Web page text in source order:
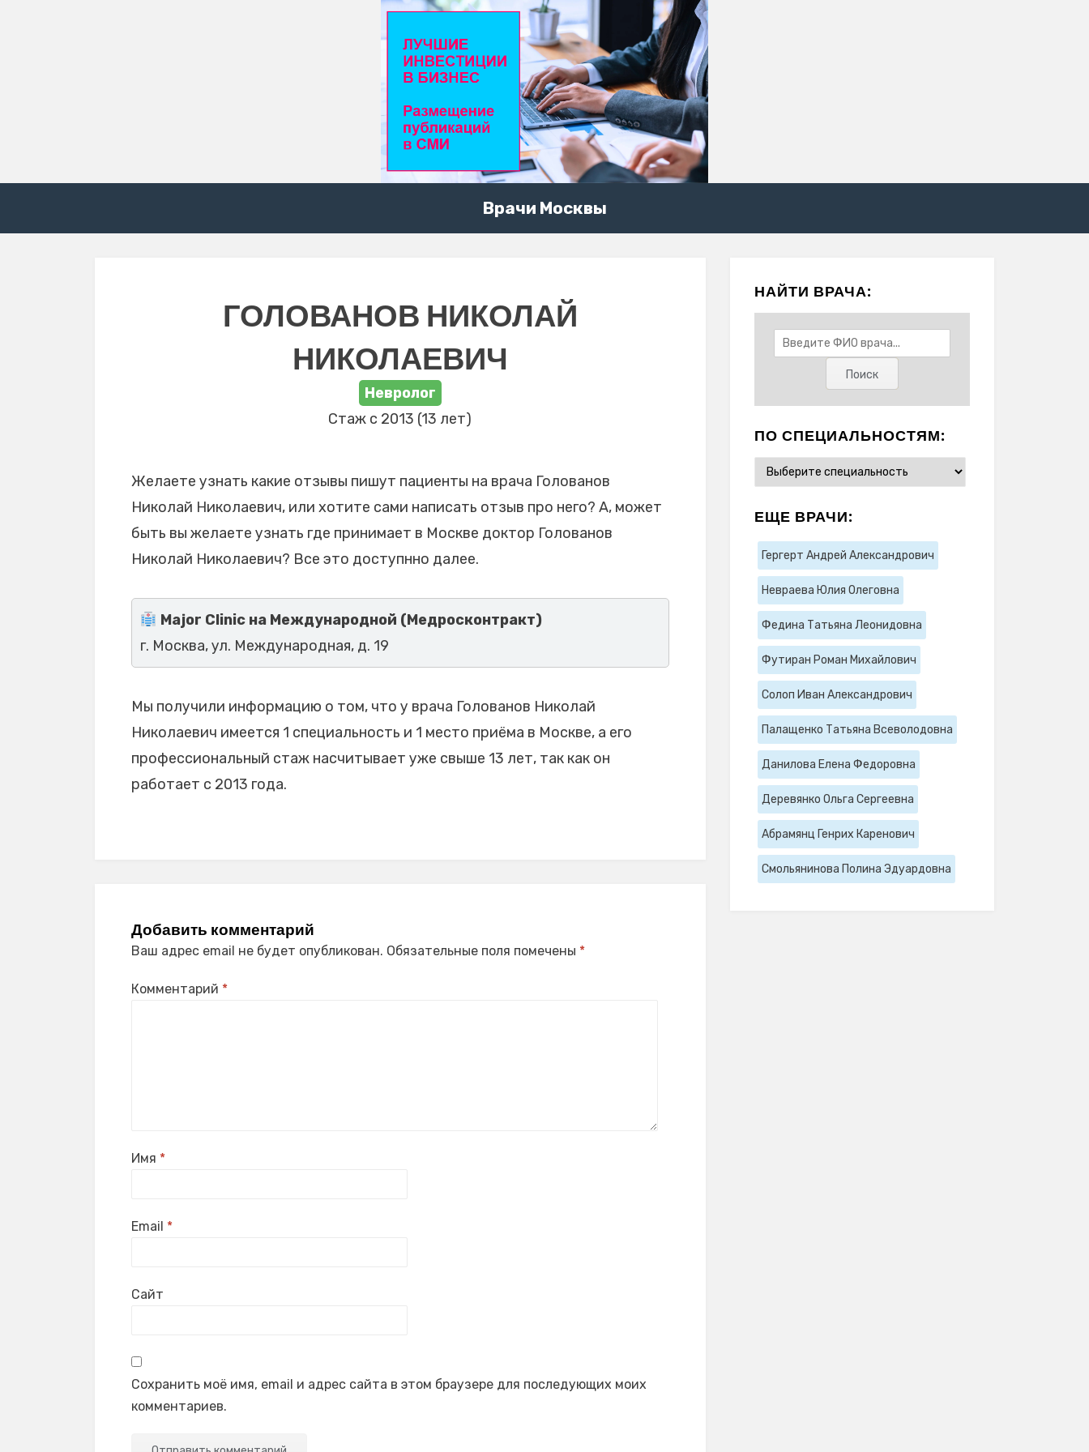
Врачи Москвы
ГОЛОВАНОВ НИКОЛАЙ
НИКОЛАЕВИЧ
Невролог
Стаж с 2013 (13 лет)
Желаете узнать какие отзывы пишут пациенты на врача Голованов
Николай Николаевич, или хотите сами написать отзыв про него? А, может
быть вы желаете узнать где принимает в Москве доктор Голованов
Николай Николаевич? Все это доступнно далее.
Major Clinic на Международной (Медросконтракт)
г. Москва, ул. Международная, д. 19
Мы получили информацию о том, что у врача Голованов Николай
Николаевич имеется 1 специальность и 1 место приёма в Москве, а его
профессиональный стаж насчитывает уже свыше 13 лет, так как он
работает с 2013 года.
Добавить комментарий
Ваш адрес email не будет опубликован. Обязательные поля помечены *
Комментарий *
Имя *
Email *
Сайт
Сохранить моё имя, email и адрес сайта в этом браузере для последующих моих
комментариев.
НАЙТИ ВРАЧА:
ПО СПЕЦИАЛЬНОСТЯМ:
ЕЩЕ ВРАЧИ:
Гергерт Андрей Александрович
Невраева Юлия Олеговна
Федина Татьяна Леонидовна
Футиран Роман Михайлович
Солоп Иван Александрович
Палащенко Татьяна Всеволодовна
Данилова Елена Федоровна
Деревянко Ольга Сергеевна
Абрамянц Генрих Каренович
Смольянинова Полина Эдуардовна